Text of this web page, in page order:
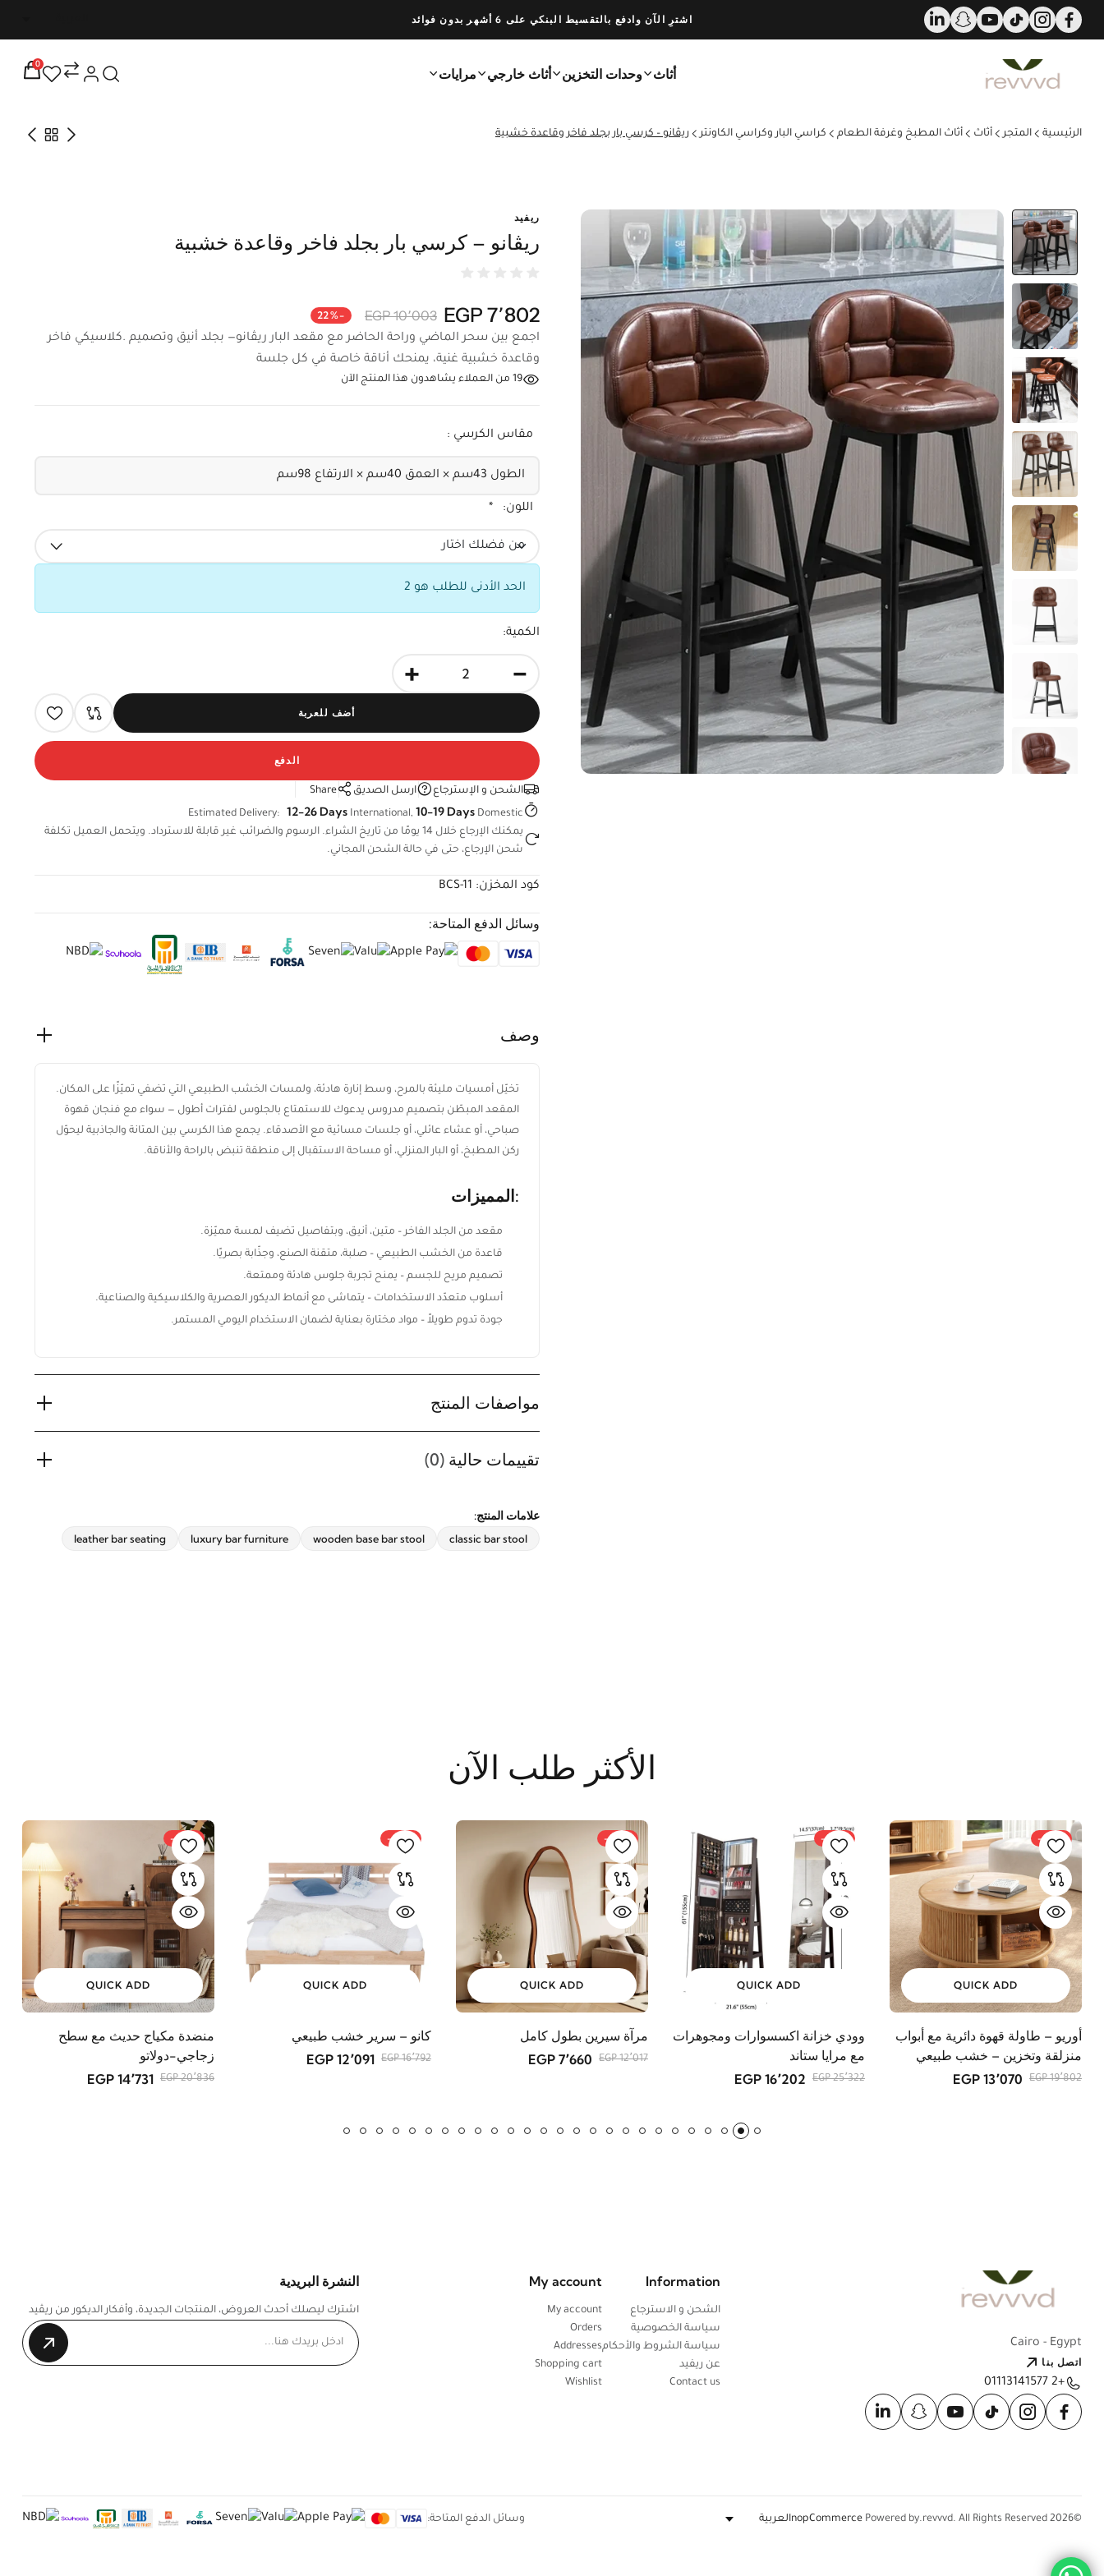
اشترك ليصلك أحدث تصميمات
العروض الحصرية، وآخر أخبار ريڤيد.
عن ٢٥٠٠٠ لفترة محدودة! اشترِ الآن وادفع بالتقسيط البنكي على 6 أشهر بدون فوائد
أثاث وحدات التخزين أثاث خارجي مرايات
0
الرئيسية المتجر أثاث أثاث المطبخ وغرفة الطعام كراسي البار وكراسي الكاونتر ريڤانو – كرسي بار بجلد فاخر وقاعدة خشبية
ريفيد
ريڤانو – كرسي بار بجلد فاخر وقاعدة خشبية
7٬802 EGP 10٬003 EGP -22%
اجمع بين سحر الماضي وراحة الحاضر مع مقعد البار ريڤانو— بجلد أنيق وتصميم .كلاسيكي فاخر
وقاعدة خشبية غنية، يمنحك أناقة خاصة في كل جلسة
19 من العملاء يشاهدون هذا المنتج الآن
مقاس الكرسي :
اللون: *
الحد الأدنى للطلب هو 2
الكمية:
-
+
أضف للعربة
الدفع
الشحن و الإسترجاع ارسل الصديق
Share
Estimated Delivery: 12-26 Days International, 10-19 Days Domestic
يمكنك الإرجاع خلال 14 يومًا من تاريخ الشراء. الرسوم والضرائب غير قابلة للاسترداد. ويتحمل العميل تكلفة
شحن الإرجاع، حتى في حالة الشحن المجاني.
كود المخزن: BCS-11
وسائل الدفع المتاحة:
وصف
تخيّل أمسيات مليئة بالمرح، وسط إنارة هادئة، ولمسات الخشب الطبيعي التي تضفي تميّزًا على المكان.
المقعد المبطّن بتصميم مدروس يدعوك للاستمتاع بالجلوس لفترات أطول — سواء مع فنجان قهوة
صباحي، أو عشاء عائلي، أو جلسات مسائية مع الأصدقاء. يجمع هذا الكرسي بين المتانة والجاذبية ليحوّل
ركن المطبخ، أو البار المنزلي، أو مساحة الاستقبال إلى منطقة تنبض بالراحة والأناقة.
:المميزات
مقعد من الجلد الفاخر – متين، أنيق، وبتفاصيل تضيف لمسة مميّزة.
قاعدة من الخشب الطبيعي – صلبة، متقنة الصنع، وجذّابة بصريًا.
تصميم مريح للجسم – يمنح تجربة جلوس هادئة وممتعة.
أسلوب متعدّد الاستخدامات – يتماشى مع أنماط الديكور العصرية والكلاسيكية والصناعية.
جودة تدوم طويلاً – مواد مختارة بعناية لضمان الاستخدام اليومي المستمر.
مواصفات المنتج
تقييمات حالية (0)
علامات المنتج:
classic bar stool
wooden base bar stool
luxury bar furniture
leather bar seating
الأكثر طلب الآن
-34%
QUICK ADD
أوريو – طاولة قهوة دائرية مع أبواب
منزلقة وتخزين – خشب طبيعي
19٬802 EGP 13٬070 EGP
-36%
QUICK ADD
وودي خزانة اكسسوارات ومجوهرات
مع مرايا ستاند
25٬322 EGP 16٬202 EGP
-36%
QUICK ADD
مرآة سيرين بطول كامل
12٬017 EGP 7٬660 EGP
-28%
QUICK ADD
كانو – سرير خشب طبيعي
16٬792 EGP 12٬091 EGP
-29%
QUICK ADD
منضدة مكياج حديث مع سطح
زجاجي-دولاتو
20٬836 EGP 14٬731 EGP
Cairo - Egypt
اتصل بنا
+2 01113141577
Information
الشحن و الاسترجاع
سياسة الخصوصية
سياسة الشروط والأحكام
عن ريفيد
Contact us
My account
My account
Orders
Addresses
Shopping cart
Wishlist
النشرة البريدية
اشترك ليصلك أحدث العروض، المنتجات الجديدة، وأفكار الديكور من ريڤيد
©2026 revvvd. All Rights Reserved.
Powered by
nopCommerce وسائل الدفع المتاحة: